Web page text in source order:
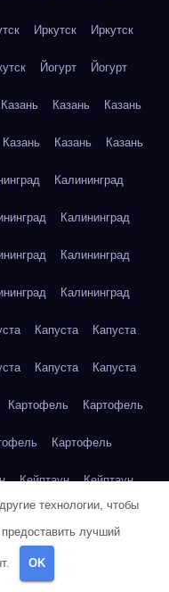
Иркутск Иркутск
Йогурт Йогурт
Казань Казань Казань
Казань Казань Казань
Калининград
Калининград
Калининград
Калининград
Капуста Капуста
Капуста Капуста
Картофель Картофель
Картофель
Кейптаун Кейптаун
Кейптаун
технологии, чтобы
лучший
OK